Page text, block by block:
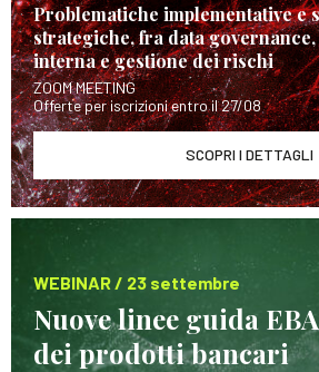
Problematiche implementative e
strategiche, fra data
interna e gestione dei rischi
ZOOM MEETING
Offerte per iscrizioni entro il 27/08
SCOPRI I DETTAGLI
WEBINAR / 23 settembre
Nuove linee guida
dei prodotti bancari